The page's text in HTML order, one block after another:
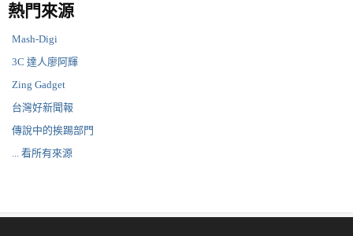
熱門來源
Mash-Digi
3C 達人廖阿輝
Zing Gadget
台灣好新聞報
傳說中的挨踢部門
... 看所有來源